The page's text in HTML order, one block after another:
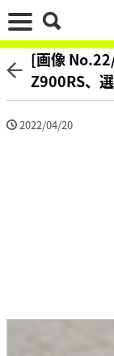
[画像
Z900RS、
2022/04/20